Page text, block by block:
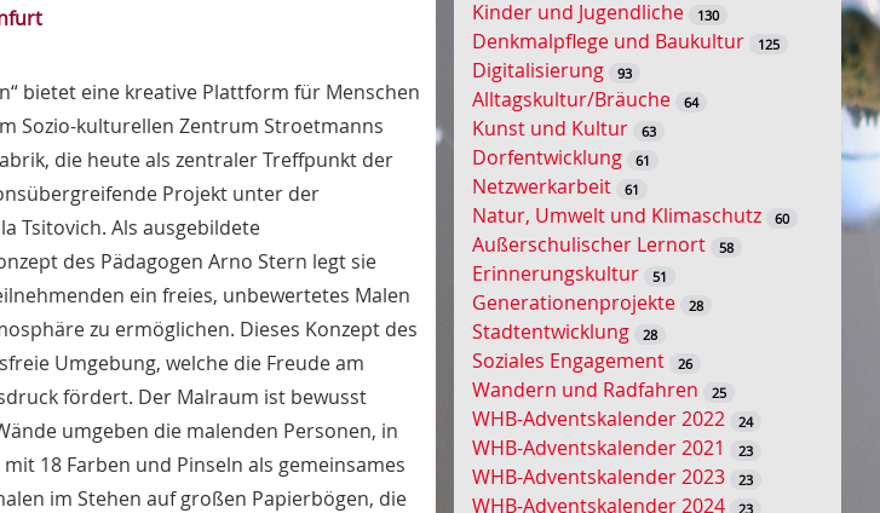
bietet eine kreative Plattform für Menschen
Sozio-kulturellen Zentrum Stroetmanns
die heute als zentraler Treffpunkt der
Projekt unter der
Tsitovich. Als ausgebildete
des Pädagogen Arno Stern legt sie
ein freies, unbewertetes Malen
zu ermöglichen. Dieses Konzept des
Umgebung, welche die Freude am
fördert. Der Malraum ist bewusst
umgeben die malenden Personen, in
18 Farben und Pinseln als gemeinsames
im Stehen auf großen Papierbögen, die
s
s
e
l
w
o
r
t
-
S
u
c
h
e
Kinder und Jugendliche 130
Denkmalpflege und Baukultur 125
Digitalisierung 93
Alltagskultur/Bräuche 64
Kunst und Kultur 63
Dorfentwicklung 61
Netzwerkarbeit 61
Natur, Umwelt und Klimaschutz 60
Außerschulischer Lernort 58
Erinnerungskultur 51
Generationenprojekte 28
Stadtentwicklung 28
Soziales Engagement 26
Wandern und Radfahren 25
WHB-Adventskalender 2022 24
WHB-Adventskalender 2021 23
WHB-Adventskalender 2023 23
WHB-Adventskalender 2024 23